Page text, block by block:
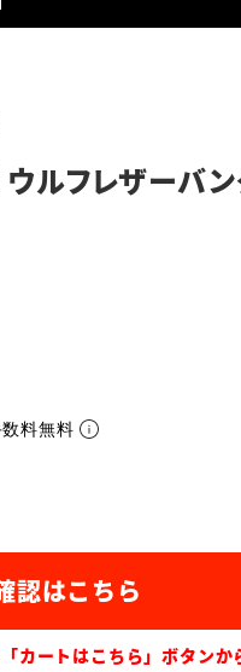
ウルフレザーバ
数料無料
「カートはこちら」ボタンか